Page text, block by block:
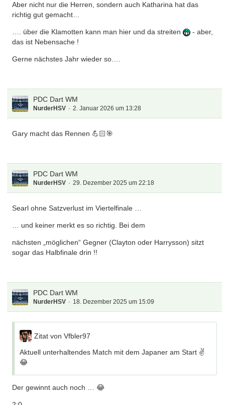
Aber nicht nur die Herren, sondern auch Katharina hat das
richtig gut gemacht…
…. über die Klamotten kann man hier und da streiten
- aber,
das ist Nebensache !
Gerne nächstes Jahr wieder so….
PDC Dart WM
NurderHSV 2. Januar 2026 um 13:28
Gary macht das Rennen 💪🏻🎯
PDC Dart WM
NurderHSV 29. Dezember 2025 um 22:18
Searl ohne Satzverlust im Viertelfinale …
… und keiner merkt es so richtig. Bei dem
nächsten „möglichen“ Gegner (Clayton oder Harrysson) sitzt
sogar das Halbfinale drin !!
PDC Dart WM
NurderHSV 18. Dezember 2025 um 15:09
Zitat von Vfbler97
Aktuell unterhaltendes Match mit dem Japaner am Start ✌️
😂
Der gewinnt auch noch … 😂